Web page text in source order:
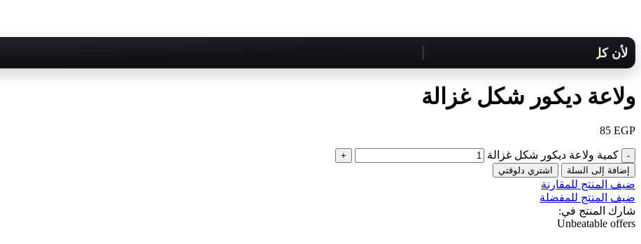
لأن كل لحظة مهمة .. هنوصلك بسرعة!
ولاعة ديكور شكل غزالة
85 EGP
كمية ولاعة ديكور شكل غزالة
إضافة إلى السلة اشتري دلوقتي
ضيف المنتج للمقارنة
ضيف المنتج للمفضلة
شارك المنتج في:
Unbeatable offers